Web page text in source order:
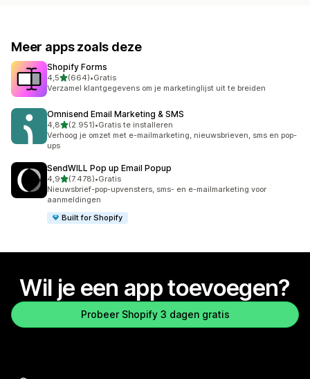
Meer apps zoals deze
Shopify Forms
4,5van 5 sterren
(664)
664 recensies in totaal
•Gratis
Verzamel klantgegevens om je marketinglijst uit te breiden
Omnisend Email Marketing & SMS
4,8van 5 sterren
(2.951)
2951 recensies in totaal
•Gratis te installeren
Verhoog je omzet met e-mailmarketing, nieuwsbrieven, sms en pop-
ups
SendWILL Pop up Email Popup
4,9van 5 sterren
(7.478)
7478 recensies in totaal
•Gratis
Nieuwsbrief-pop-upvensters, sms- en e-mailmarketing voor
aanmeldingen
Built for Shopify
Wil je een app toevoegen?
Probeer Shopify 3 dagen gratis